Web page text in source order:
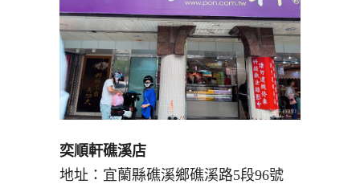
奕順軒礁溪店
地址：宜蘭縣礁溪鄉礁溪路5段96號